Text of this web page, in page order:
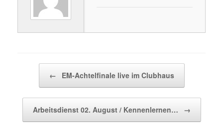
← EM-Achtelfinale live im Clubhaus
Arbeitsdienst 02. August / Kennenlernen… →